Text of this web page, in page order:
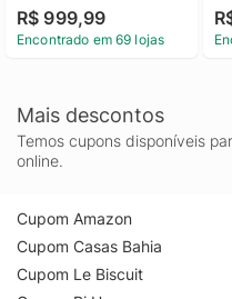
R$ 999,99
Encontrado em 69 lojas
Mais descontos
Temos cupons disponíveis
online.
Cupom Amazon
Cupom Casas Bahia
Cupom Le Biscuit